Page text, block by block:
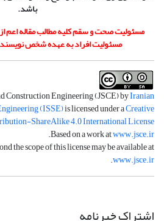
باشد.
مسئولیت صحت و سقم کلیه مطالب مقاله اعم
مسئولیت افراد به عهده شخص
Construction Engineering (JSCE) byIranian
(ISSE)is licensed under aCreative
ShareAlike 4.0 International License
Based on a work atwww.jsce.ir
.
the scope of this license may be available at
www.jsce.ir
.
اشتراک خبرنامه